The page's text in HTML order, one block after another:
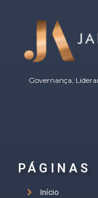
Governança,
PÁGINAS
Início